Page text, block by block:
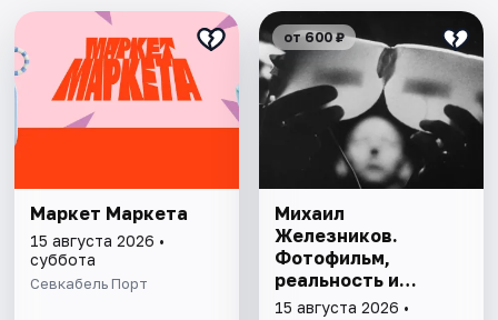
Маркет Маркета
15 августа 2026 •
суббота
Севкабель Порт
от 600 ₽
Михаил
Железников.
Фотофильм,
реальность и
оптическое
15 августа 2026 •